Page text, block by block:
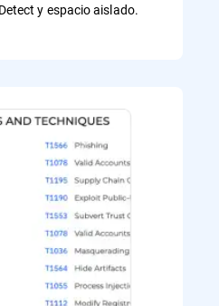
y espacio aislado.